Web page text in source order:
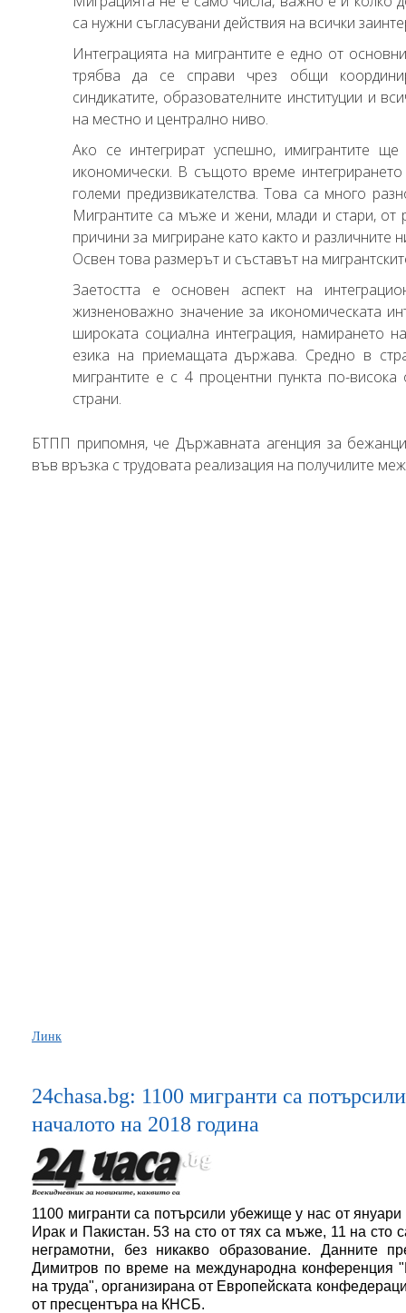
са нужни съгласувани действия на всички
Интеграцията на мигрантите е едно от
трябва да се справи чрез общи
синдикатите, образователните институции и
на местно и централно ниво.
Ако се интегрират успешно, имигрантите
икономически. В същото време
големи предизвикателства. Това са много
Мигрантите са мъже и жени, млади и стари, от
причини за мигриране като както и
Освен това размерът и съставът на
Заетостта е основен аспект на
жизненоважно значение за икономическата
широката социална интеграция, намирането
езика на приемащата държава. Средно в
мигрантите е с 4 процентни пункта по-
страни.
БТПП припомня, че Държавната агенция за
във връзка с трудовата реализация на получилите
Линк
24chasa.bg: 1100 мигранти са
началото на 2018 година
1100 мигранти са потърсили убежище у нас от
Ирак и Пакистан. 53 на сто от тях са мъже, 11 на сто
неграмотни, без никакво образование. Данните
Димитров по време на международна конференция
на труда", организирана от Европейската
от пресцентъра на КНСБ.